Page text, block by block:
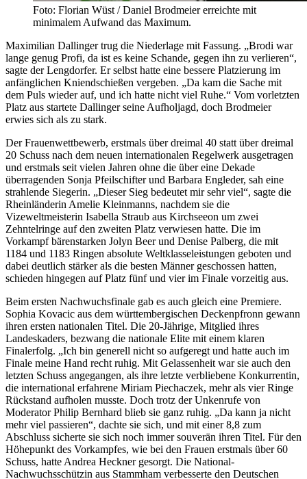
Foto: Florian Wüst / Daniel Brodmeier erreichte mit
minimalem Aufwand das Maximum.
Maximilian Dallinger trug die Niederlage mit Fassung. „Brodi war
lange genug Profi, da ist es keine Schande, gegen ihn zu verlieren“,
sagte der Lengdorfer. Er selbst hatte eine bessere Platzierung im
anfänglichen Kniendschießen vergeben. „Da kam die Sache mit
dem Puls wieder auf, und ich hatte nicht viel Ruhe.“ Vom vorletzten
Platz aus startete Dallinger seine Aufholjagd, doch Brodmeier
erwies sich als zu stark.
Der Frauenwettbewerb, erstmals über dreimal 40 statt über dreimal
20 Schuss nach dem neuen internationalen Regelwerk ausgetragen
und erstmals seit vielen Jahren ohne die über eine Dekade
überragenden Sonja Pfeilschifter und Barbara Engleder, sah eine
strahlende Siegerin. „Dieser Sieg bedeutet mir sehr viel“, sagte die
Rheinländerin Amelie Kleinmanns, nachdem sie die
Vizeweltmeisterin Isabella Straub aus Kirchseeon um zwei
Zehntelringe auf den zweiten Platz verwiesen hatte. Die im
Vorkampf bärenstarken Jolyn Beer und Denise Palberg, die mit
1184 und 1183 Ringen absolute Weltklasseleistungen geboten und
dabei deutlich stärker als die besten Männer geschossen hatten,
schieden hingegen auf Platz fünf und vier im Finale vorzeitig aus.
Beim ersten Nachwuchsfinale gab es auch gleich eine Premiere.
Sophia Kovacic aus dem württembergischen Deckenpfronn gewann
ihren ersten nationalen Titel. Die 20-Jährige, Mitglied ihres
Landeskaders, bezwang die nationale Elite mit einem klaren
Finalerfolg. „Ich bin generell nicht so aufgeregt und hatte auch im
Finale meine Hand recht ruhig. Mit Gelassenheit war sie auch den
letzten Schuss angegangen, als ihre letzte verbliebene Konkurrentin,
die international erfahrene Miriam Piechaczek, mehr als vier Ringe
Rückstand aufholen musste. Doch trotz der Unkenrufe von
Moderator Philip Bernhard blieb sie ganz ruhig. „Da kann ja nicht
mehr viel passieren“, dachte sie sich, und mit einer 8,8 zum
Abschluss sicherte sie sich noch immer souverän ihren Titel. Für den
Höhepunkt des Vorkampfes, wie bei den Frauen erstmals über 60
Schuss, hatte Andrea Heckner gesorgt. Die National-
Nachwuchsschützin aus Stammham verbesserte den Deutschen